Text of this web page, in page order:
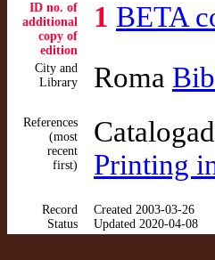
ID no. of
additional
copy of
edition
1 BETA
City and
Library
Roma
References
(most
recent
first)
Printing
Record
Status
Created 2003-03-26
Updated 2020-04-08